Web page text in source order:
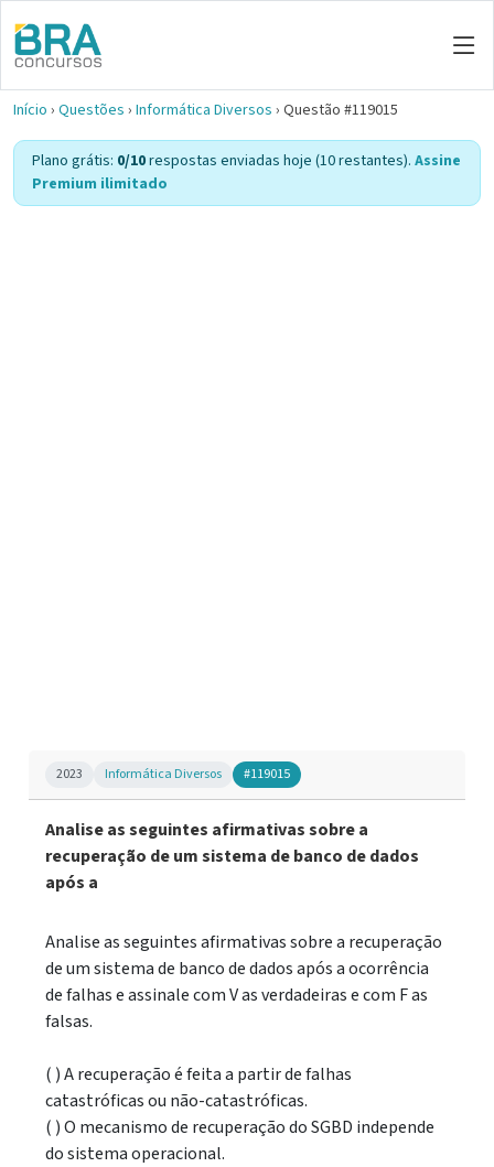
Início › Questões › Informática Diversos › Questão #119015
Plano grátis: 0/10respostas enviadas hoje (10 restantes). Assine
Premium ilimitado
2023 Informática Diversos #119015
Analise as seguintes afirmativas sobre a
recuperação de um sistema de banco de dados
após a
Analise as seguintes afirmativas sobre a recuperação
de um sistema de banco de dados após a ocorrência
de falhas e assinale com V as verdadeiras e com F as
falsas.
( ) A recuperação é feita a partir de falhas
catastróficas ou não-catastróficas.
( ) O mecanismo de recuperação do SGBD independe
do sistema operacional.